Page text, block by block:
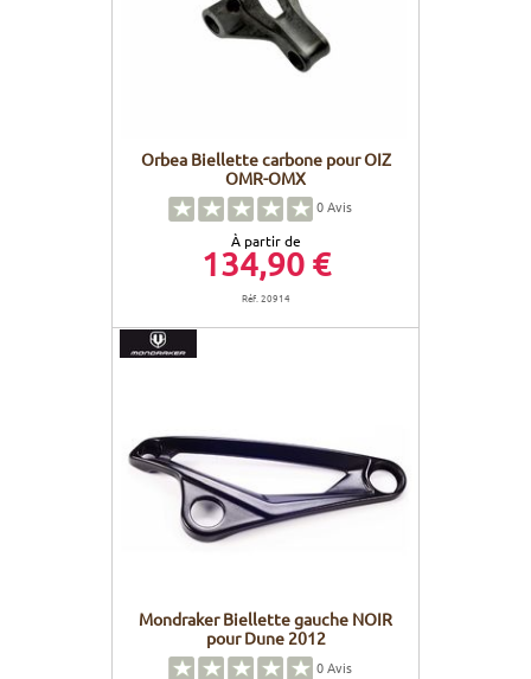
Orbea Biellette carbone pour OIZ
OMR-OMX
0Avis
À partir de
134,90 €
Réf. 20914
Mondraker Biellette gauche NOIR
pour Dune 2012
0Avis